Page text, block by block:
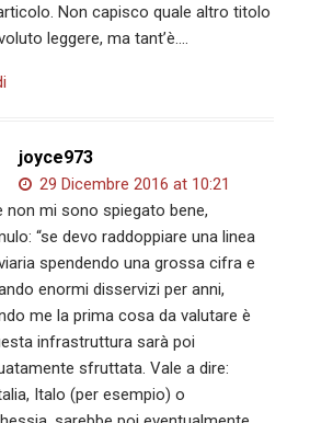
Non capisco quale altro titolo
leggere, ma tant’è….
joyce973
29 Dicembre 2016 at 10:21
non mi sono spiegato bene,
“se devo raddoppiare una linea
spendendo una grossa cifra e
enormi disservizi per anni,
me la prima cosa da valutare è
infrastruttura sarà poi
sfruttata. Vale a dire:
Italo (per esempio) o